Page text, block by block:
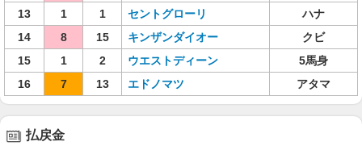
13
1 1 セントグローリ
ハナ
14
8 15 キンザンダイオー
クビ
15
1 2 ウエストディーン
5馬身
16
7 13 エドノマツ アタマ
払戻金